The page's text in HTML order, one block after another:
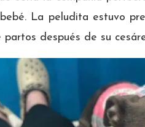
La peludita estuvo
después de su